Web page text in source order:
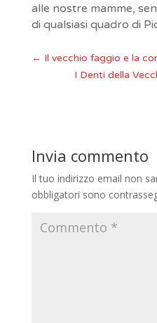
alle nostre mamme,
di qualsiasi quadro di
← Il vecchio faggio e la
I Denti della
Invia commento
Il tuo indirizzo email non
obbligatori sono